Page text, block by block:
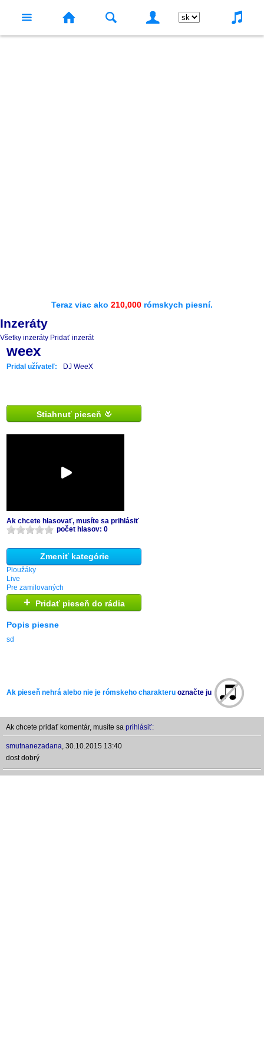
Teraz viac ako 210,000 rómskych piesní.
Inzeráty
Všetky inzeráty Pridať inzerát
weex
Pridal užívateľ: DJ WeeX
Stiahnuť pieseň
Ak chcete hlasovať, musíte sa prihlásiť
počet hlasov: 0
Zmeniť kategórie
Ploužáky
Live
Pre zamilovaných
+ Pridať pieseň do rádia
Popis piesne
sd
Ak pieseň nehrá alebo nie je rómskeho charakteru označte ju
Ak chcete pridať komentár, musíte sa prihlásiť:
smutnanezadana, 30.10.2015 13:40
dost dobrý